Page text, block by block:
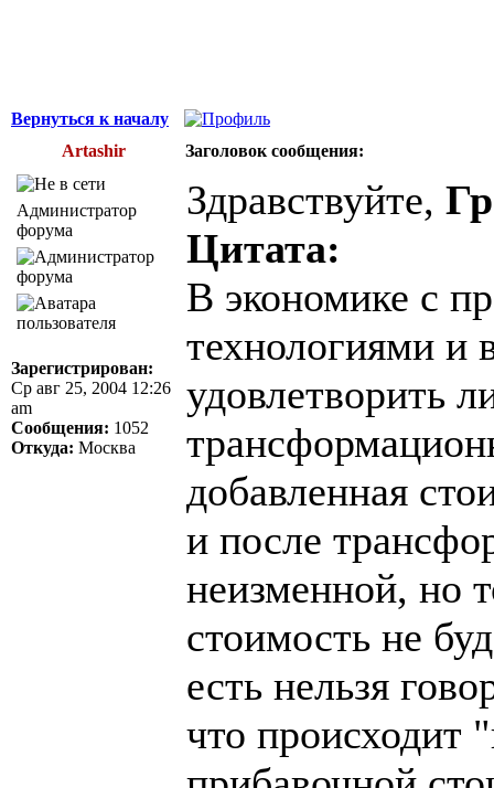
Вернуться к началу
Artashir
Заголовок сообщения:
Администратор
форума
Зарегистрирован:
Ср авг 25, 2004 12:26
am
Сообщения: 1052
Откуда: Москва
Здравствуйте,
Цитата:
В экономике с
технологиями
удовлетворить
добавленная
и после
неизменной, но
стоимость не
есть нельзя
что происходит